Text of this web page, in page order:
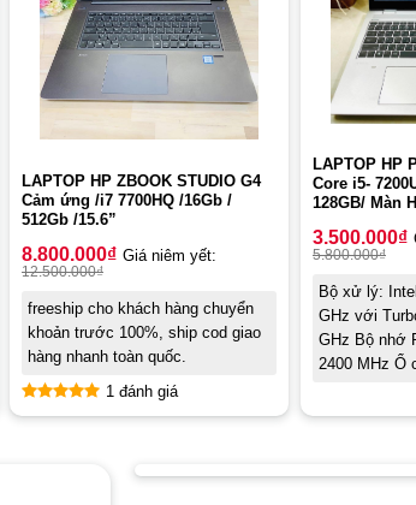
LAPTOP HP ZBOOK STUDIO G4
Cảm ứng /i7 7700HQ /16Gb /
512Gb /15.6”
Rated5.00
8.800.000₫ Giá niêm yết:
12.500.000₫
freeship cho khách hàng chuyển
khoản trước 100%, ship cod giao
hàng nhanh toàn quốc.
1 đánh giá
LAPTOP HP
Core i5-
128GB/ Màn
3.500.000₫
5.800.000₫
Bộ xử lý:
GHz với
GHz Bộ nhớ
2400 MHz Ổ